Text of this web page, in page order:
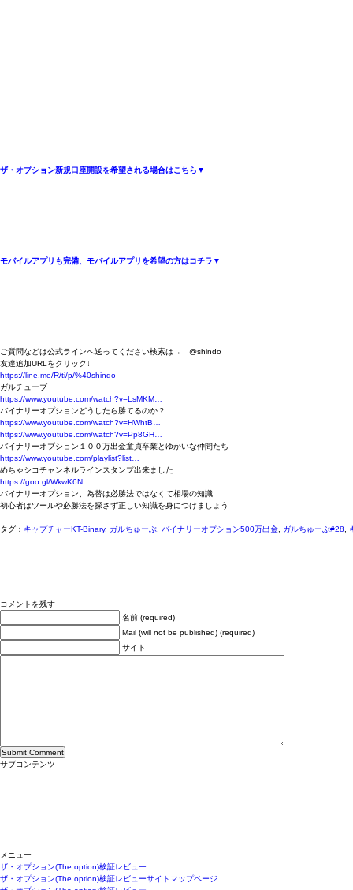
ザ・オプション新規口座開設を希望される場合はこちら▼
モバイルアプリも完備、モバイルアプリを希望の方はコチラ▼
ご質問などは公式ラインへ送ってください検索は→ @shindo
友達追加URLをクリック↓
https://line.me/R/ti/p/%40shindo
ガルチューブ
https://www.youtube.com/watch?v=LsMKM…
バイナリーオプションどうしたら勝てるのか？
https://www.youtube.com/watch?v=HWhtB…
https://www.youtube.com/watch?v=Pp8GH…
バイナリーオプション１００万出金童貞卒業とゆかいな仲間たち
https://www.youtube.com/playlist?list…
めちゃシコチャンネルラインスタンプ出来ました
https://goo.gl/WkwK6N
バイナリーオプション、為替は必勝法ではなくて相場の知識
初心者はツールや必勝法を探さず正しい知識を身につけましょう
タグ： キャプチャーKT-Binary, ガルちゅーぶ バイナリーオプション500万出金 ガルちゅーぶ#28
コメントを残す
名前 (required)
Mail (will not be published) (required)
サイト
サブコンテンツ
メニュー
ザ・オプション(The option)検証レビュー
ザ・オプション(The option)検証レビューサイトマップページ